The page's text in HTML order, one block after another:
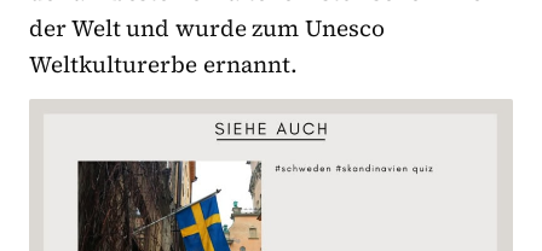
der Welt und wurde zum Unesco
Weltkulturerbe ernannt.